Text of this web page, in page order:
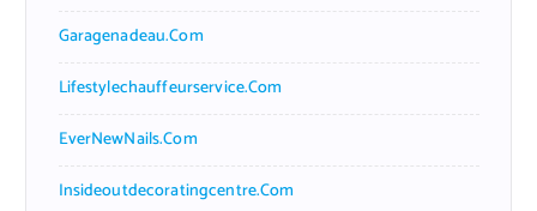
Garagenadeau.com
Lifestylechauffeurservice.com
EverNewNails.com
Insideoutdecoratingcentre.com